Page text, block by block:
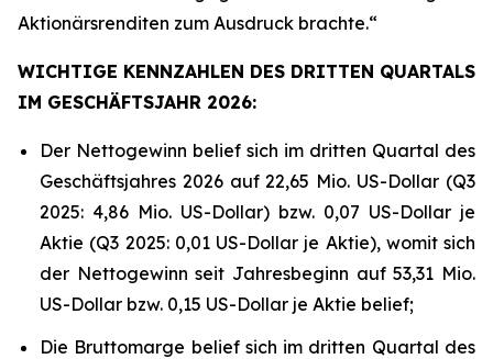
Aktionärsrenditen zum Ausdruck brachte.“
WICHTIGE KENNZAHLEN DES DRITTEN QUARTALS
IM GESCHÄFTSJAHR 2026:
Der Nettogewinn belief sich im dritten Quartal des
Geschäftsjahres 2026 auf 22,65 Mio. US-Dollar (Q3
2025: 4,86 Mio. US-Dollar) bzw. 0,07 US-Dollar je
Aktie (Q3 2025: 0,01 US-Dollar je Aktie), womit sich
der Nettogewinn seit Jahresbeginn auf 53,31 Mio.
US-Dollar bzw. 0,15 US-Dollar je Aktie belief;
Die Bruttomarge belief sich im dritten Quartal des